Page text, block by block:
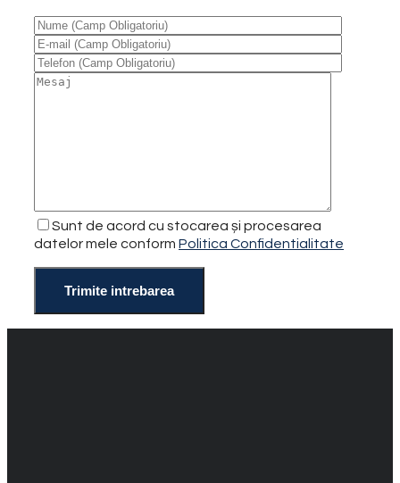
Sunt de acord cu stocarea și procesarea
datelor mele conform Politica Confidentialitate